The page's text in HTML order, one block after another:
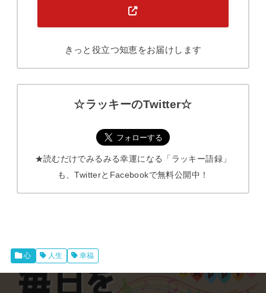
きっと役立つ知恵をお届けします
☆ラッキーのTwitter☆
★読むだけでみるみる幸運になる「ラッキー語録」
も、TwitterとFacebookで無料公開中！
心 人生 幸福